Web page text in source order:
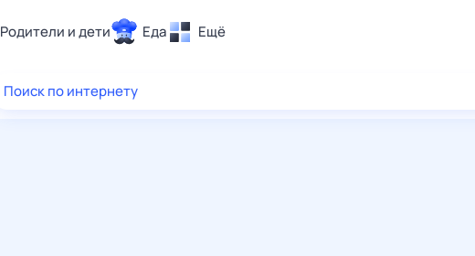
Родители и дети Еда Ещё
Здоровье
Поиск по интернету